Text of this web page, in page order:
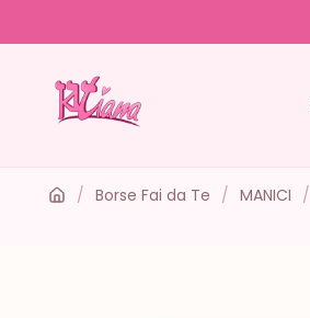
/ Borse Fai da Te / MANICI /